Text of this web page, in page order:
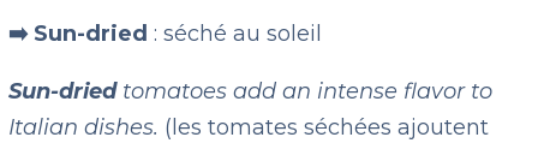
➡️ Sun-dried : séché au soleil
Sun-driedtomatoes add an intense flavor to
Italian dishes. (les tomates séchées ajoutent